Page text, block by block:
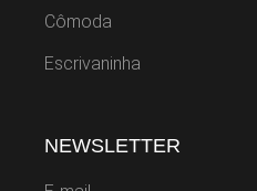
Cômoda
Escrivaninha
NEWSLETTER